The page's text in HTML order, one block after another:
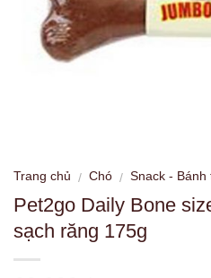
Trang chủ / Chó / Snack - Bánh
Pet2go Daily Bone
sạch răng 175g